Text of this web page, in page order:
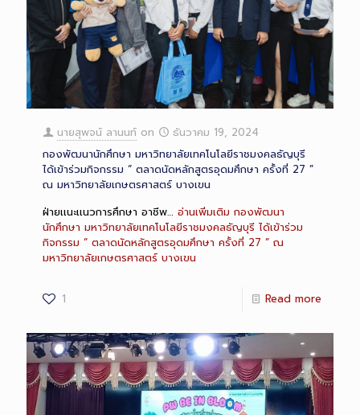
นายสุพจน์ ลานนท์ on
ธันวาคม 19, 2024
กองพัฒนานักศึกษา มหาวิทยาลัยเทคโนโลยีราชมงคลธัญบุรี
ได้เข้าร่วมกิจกรรม “ ตลาดนัดหลักสูตรอุดมศึกษา ครั้งที่ 27 ”
ณ มหาวิทยาลัยเกษตรศาสตร์ บางเขน
ฝ่ายเเนะเเนวการศึกษา อาชีพ… อ่านเพิ่มเติม กองพัฒนา
นักศึกษา มหาวิทยาลัยเทคโนโลยีราชมงคลธัญบุรี ได้เข้าร่วม
กิจกรรม “ ตลาดนัดหลักสูตรอุดมศึกษา ครั้งที่ 27 ” ณ
มหาวิทยาลัยเกษตรศาสตร์ บางเขน
1 Read more